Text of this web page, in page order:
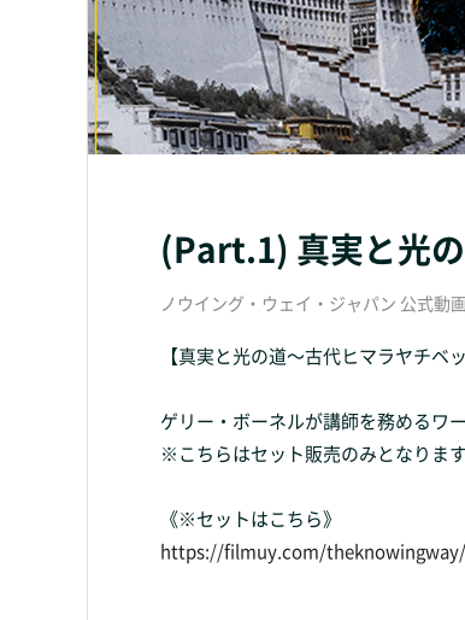
(Part.1) 真実と光
ノウイング・ウェイ・ジャパン 公式
【真実と光の道〜古代ヒマラヤチベ
ゲリー・ボーネルが講師を務めるワ
※こちらはセット販売のみとなりま
《※セットはこちら》
https://filmuy.com/